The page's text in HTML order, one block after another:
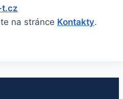
t.cz
na stránce Kontakty.